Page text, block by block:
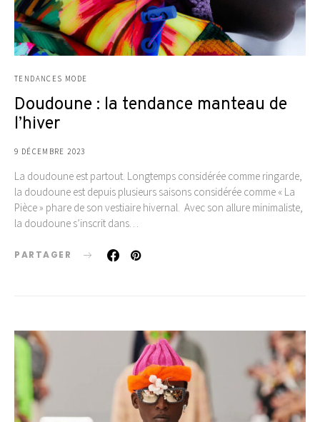
TENDANCES MODE
Doudoune : la tendance manteau de
l’hiver
9 DÉCEMBRE 2023
La doudoune est partout. Longtemps considérée comme ringarde,
la doudoune est depuis plusieurs saisons considérée comme « La
Pièce » phare de son vestiaire hivernal. Avec son allure minimaliste,
la doudoune s’inscrit dans…
PARTAGER